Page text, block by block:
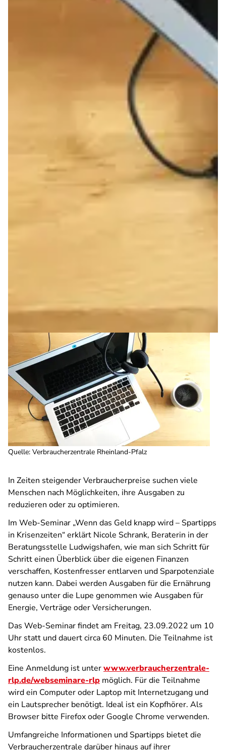
Quelle: Verbraucherzentrale Rheinland-Pfalz
In Zeiten steigender Verbraucherpreise suchen viele
Menschen nach Möglichkeiten, ihre Ausgaben zu
reduzieren oder zu optimieren.
Im Web-Seminar „Wenn das Geld knapp wird – Spartipps
in Krisenzeiten“ erklärt Nicole Schrank, Beraterin in der
Beratungsstelle Ludwigshafen, wie man sich Schritt für
Schritt einen Überblick über die eigenen Finanzen
verschaffen, Kostenfresser entlarven und Sparpotenziale
nutzen kann. Dabei werden Ausgaben für die Ernährung
genauso unter die Lupe genommen wie Ausgaben für
Energie, Verträge oder Versicherungen.
Das Web-Seminar findet am Freitag, 23.09.2022 um 10
Uhr statt und dauert circa 60 Minuten. Die Teilnahme ist
kostenlos.
Eine Anmeldung ist unterwww.verbraucherzentrale-
rlp.de/webseminare-rlp möglich. Für die Teilnahme
wird ein Computer oder Laptop mit Internetzugang und
ein Lautsprecher benötigt. Ideal ist ein Kopfhörer. Als
Browser bitte Firefox oder Google Chrome verwenden.
Umfangreiche Informationen und Spartipps bietet die
Verbraucherzentrale darüber hinaus auf ihrer